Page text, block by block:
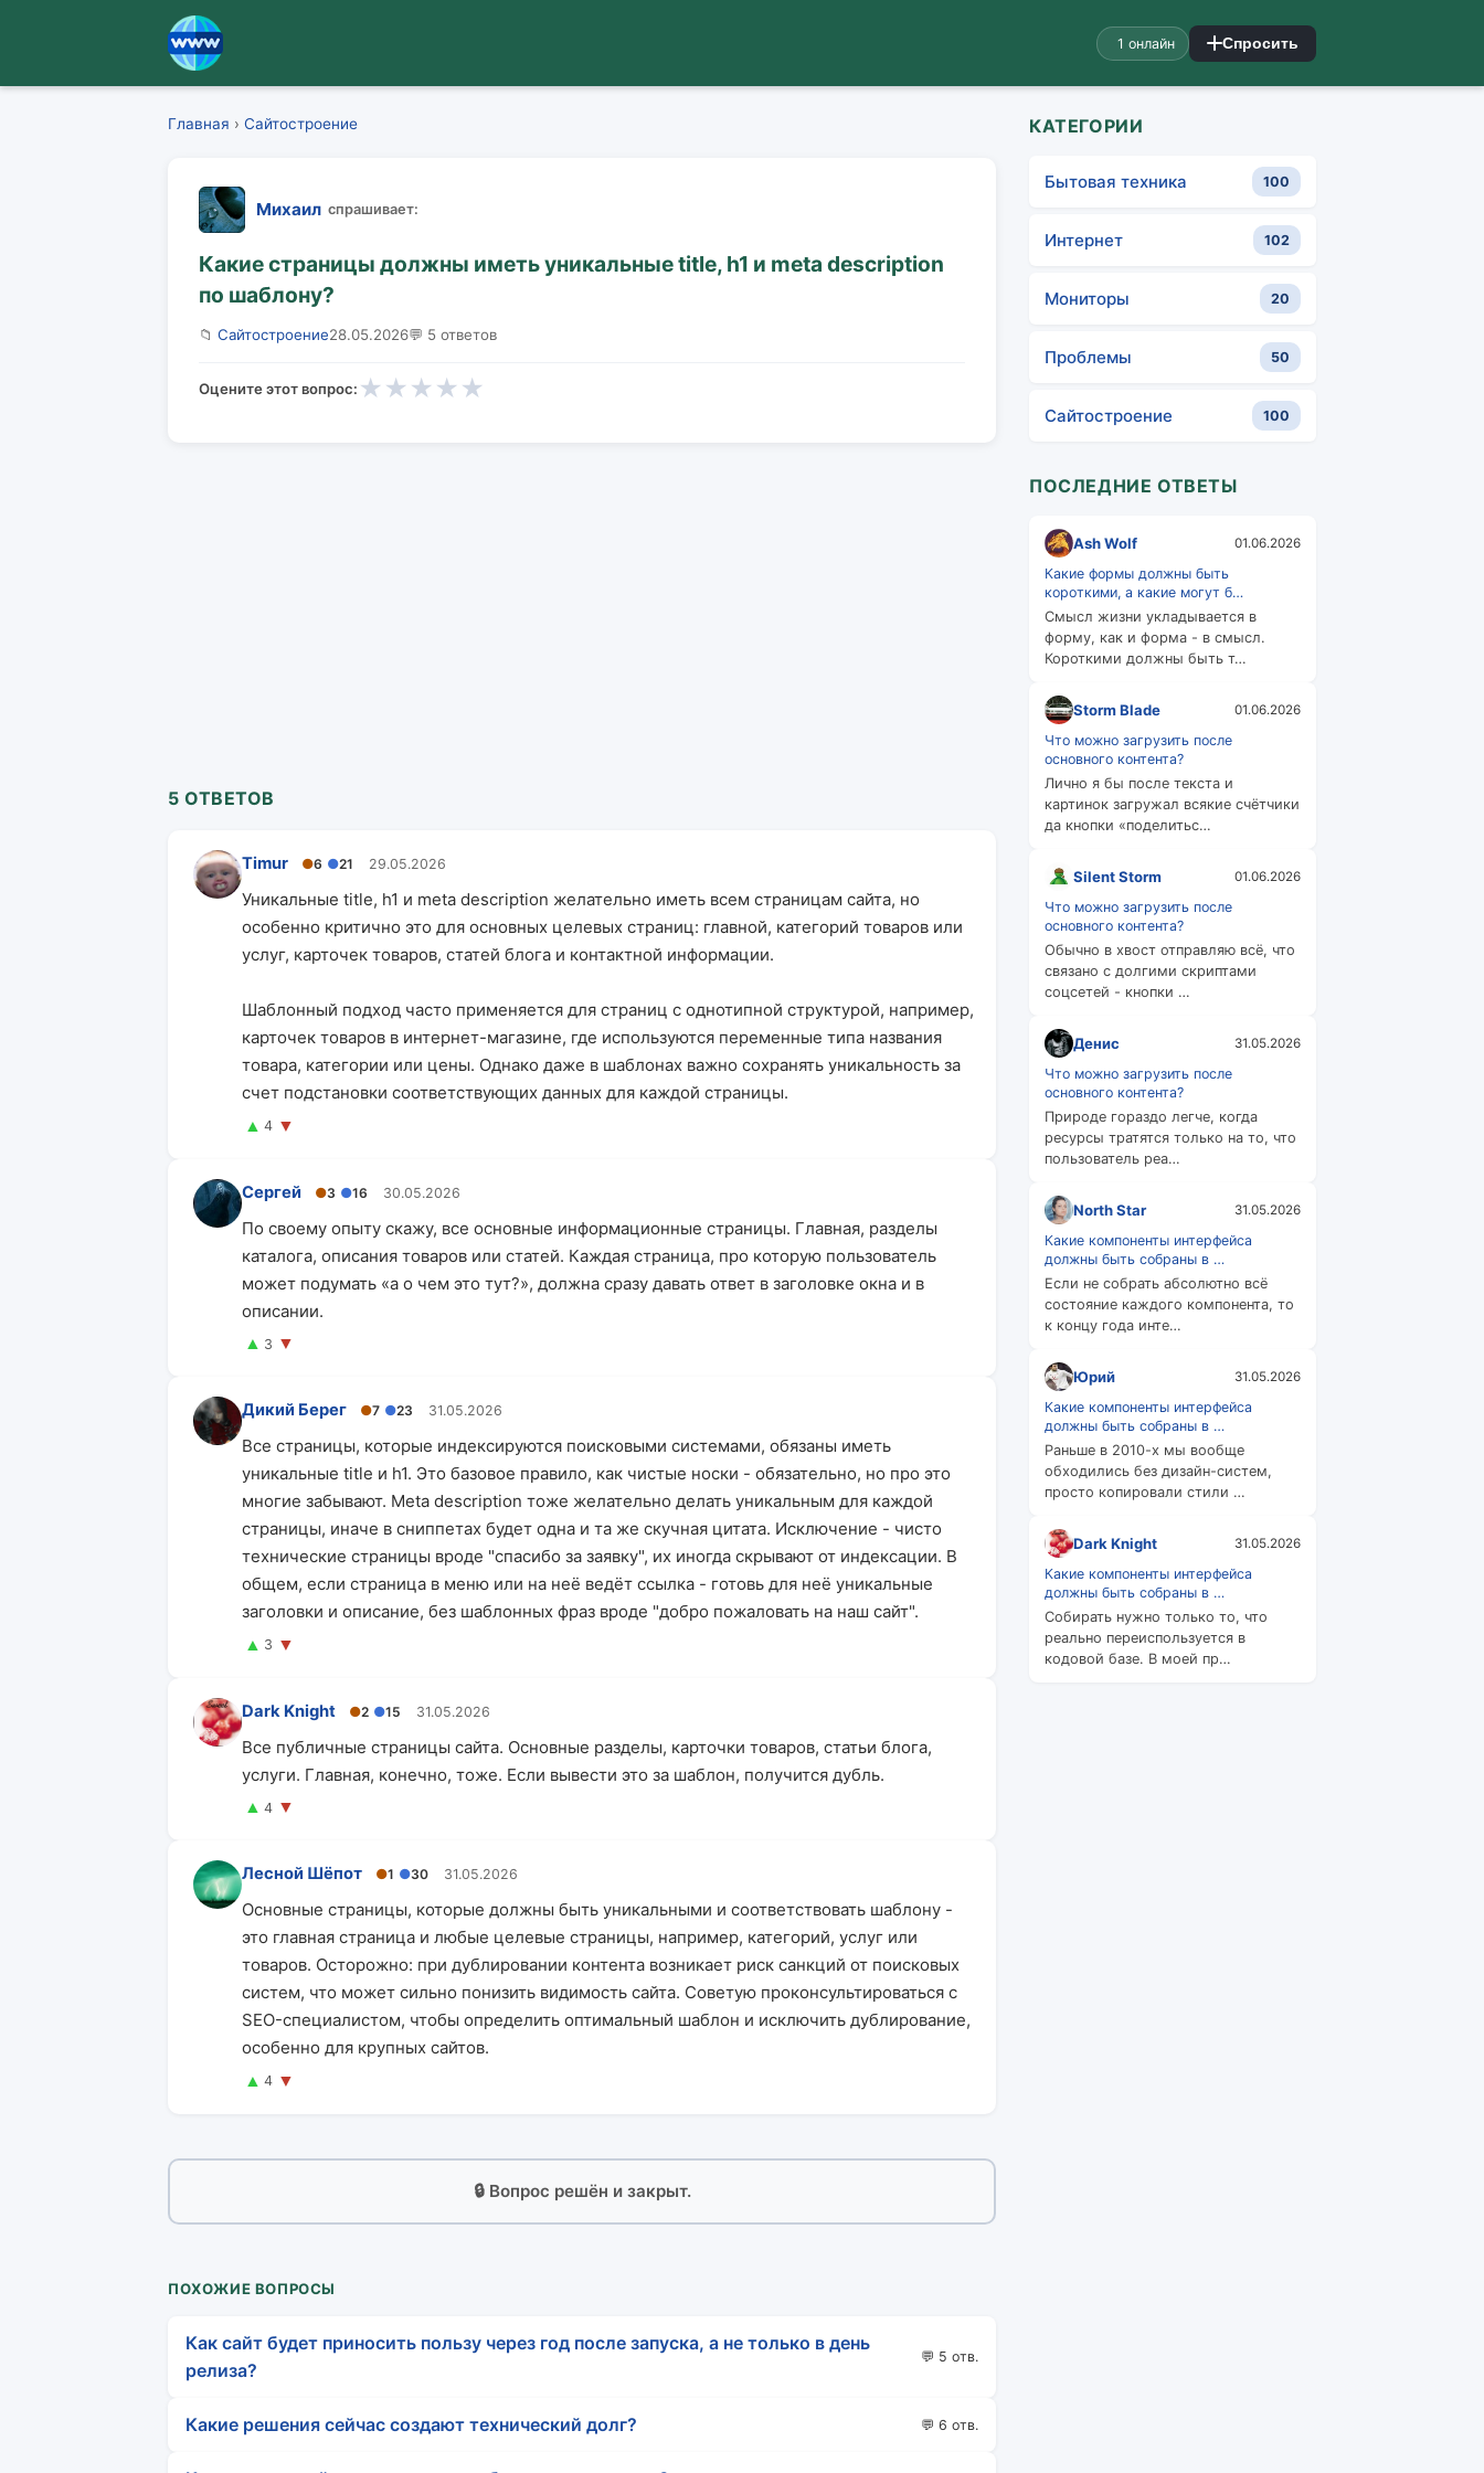
1 онлайн Спросить
Главная › Сайтостроение
Михаил спрашивает:
Какие страницы должны иметь уникальные title, h1 и meta description
по шаблону?
📁 Сайтостроение28.05.2026💬 5 ответов
Оцените этот вопрос: ★ ★ ★ ★ ★
5 ОТВЕТОВ
Timur ●6 ●21 29.05.2026
Уникальные title, h1 и meta description желательно иметь всем страницам сайта, но
особенно критично это для основных целевых страниц: главной, категорий товаров или
услуг, карточек товаров, статей блога и контактной информации.
Шаблонный подход часто применяется для страниц с однотипной структурой, например,
карточек товаров в интернет-магазине, где используются переменные типа названия
товара, категории или цены. Однако даже в шаблонах важно сохранять уникальность за
счет подстановки соответствующих данных для каждой страницы.
▲ 4 ▼
Сергей ●3 ●16 30.05.2026
По своему опыту скажу, все основные информационные страницы. Главная, разделы
каталога, описания товаров или статей. Каждая страница, про которую пользователь
может подумать «а о чем это тут?», должна сразу давать ответ в заголовке окна и в
описании.
▲ 3 ▼
Дикий Берег ●7 ●23 31.05.2026
Все страницы, которые индексируются поисковыми системами, обязаны иметь
уникальные title и h1. Это базовое правило, как чистые носки - обязательно, но про это
многие забывают. Meta description тоже желательно делать уникальным для каждой
страницы, иначе в сниппетах будет одна и та же скучная цитата. Исключение - чисто
технические страницы вроде "спасибо за заявку", их иногда скрывают от индексации. В
общем, если страница в меню или на неё ведёт ссылка - готовь для неё уникальные
заголовки и описание, без шаблонных фраз вроде "добро пожаловать на наш сайт".
▲ 3 ▼
Dark Knight ●2 ●15 31.05.2026
Все публичные страницы сайта. Основные разделы, карточки товаров, статьи блога,
услуги. Главная, конечно, тоже. Если вывести это за шаблон, получится дубль.
▲ 4 ▼
Лесной Шёпот ●1 ●30 31.05.2026
Основные страницы, которые должны быть уникальными и соответствовать шаблону -
это главная страница и любые целевые страницы, например, категорий, услуг или
товаров. Осторожно: при дублировании контента возникает риск санкций от поисковых
систем, что может сильно понизить видимость сайта. Советую проконсультироваться с
SEO-специалистом, чтобы определить оптимальный шаблон и исключить дублирование,
особенно для крупных сайтов.
▲ 4 ▼
🔒 Вопрос решён и закрыт.
ПОХОЖИЕ ВОПРОСЫ
Как сайт будет приносить пользу через год после запуска, а не только в день
релиза?
💬 5 отв.
Какие решения сейчас создают технический долг? 💬 6 отв.
КАТЕГОРИИ
Бытовая техника 100
Интернет 102
Мониторы 20
Проблемы 50
Сайтостроение 100
ПОСЛЕДНИЕ ОТВЕТЫ
Ash Wolf 01.06.2026
Какие формы должны быть
короткими, а какие могут б…
Смысл жизни укладывается в
форму, как и форма - в смысл.
Короткими должны быть т…
Storm Blade 01.06.2026
Что можно загрузить после
основного контента?
Лично я бы после текста и
картинок загружал всякие счётчики
да кнопки «поделитьс…
Silent Storm 01.06.2026
Что можно загрузить после
основного контента?
Обычно в хвост отправляю всё, что
связано с долгими скриптами
соцсетей - кнопки …
Денис 31.05.2026
Что можно загрузить после
основного контента?
Природе гораздо легче, когда
ресурсы тратятся только на то, что
пользователь реа…
North Star 31.05.2026
Какие компоненты интерфейса
должны быть собраны в …
Если не собрать абсолютно всё
состояние каждого компонента, то
к концу года инте…
Юрий 31.05.2026
Какие компоненты интерфейса
должны быть собраны в …
Раньше в 2010-х мы вообще
обходились без дизайн-систем,
просто копировали стили …
Dark Knight 31.05.2026
Какие компоненты интерфейса
должны быть собраны в …
Собирать нужно только то, что
реально переиспользуется в
кодовой базе. В моей пр…